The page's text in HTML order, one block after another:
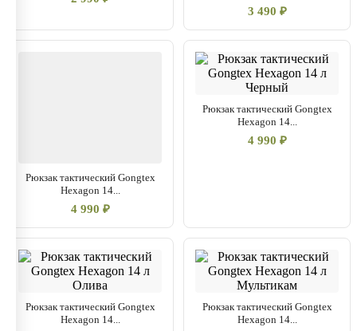
3 490 ₽
Рюкзак тактический Gongtex
Hexagon 14...
4 990 ₽
Рюкзак тактический Gongtex
Hexagon 14...
4 990 ₽
Рюкзак тактический Gongtex
Hexagon 14...
Рюкзак тактический Gongtex
Hexagon 14...